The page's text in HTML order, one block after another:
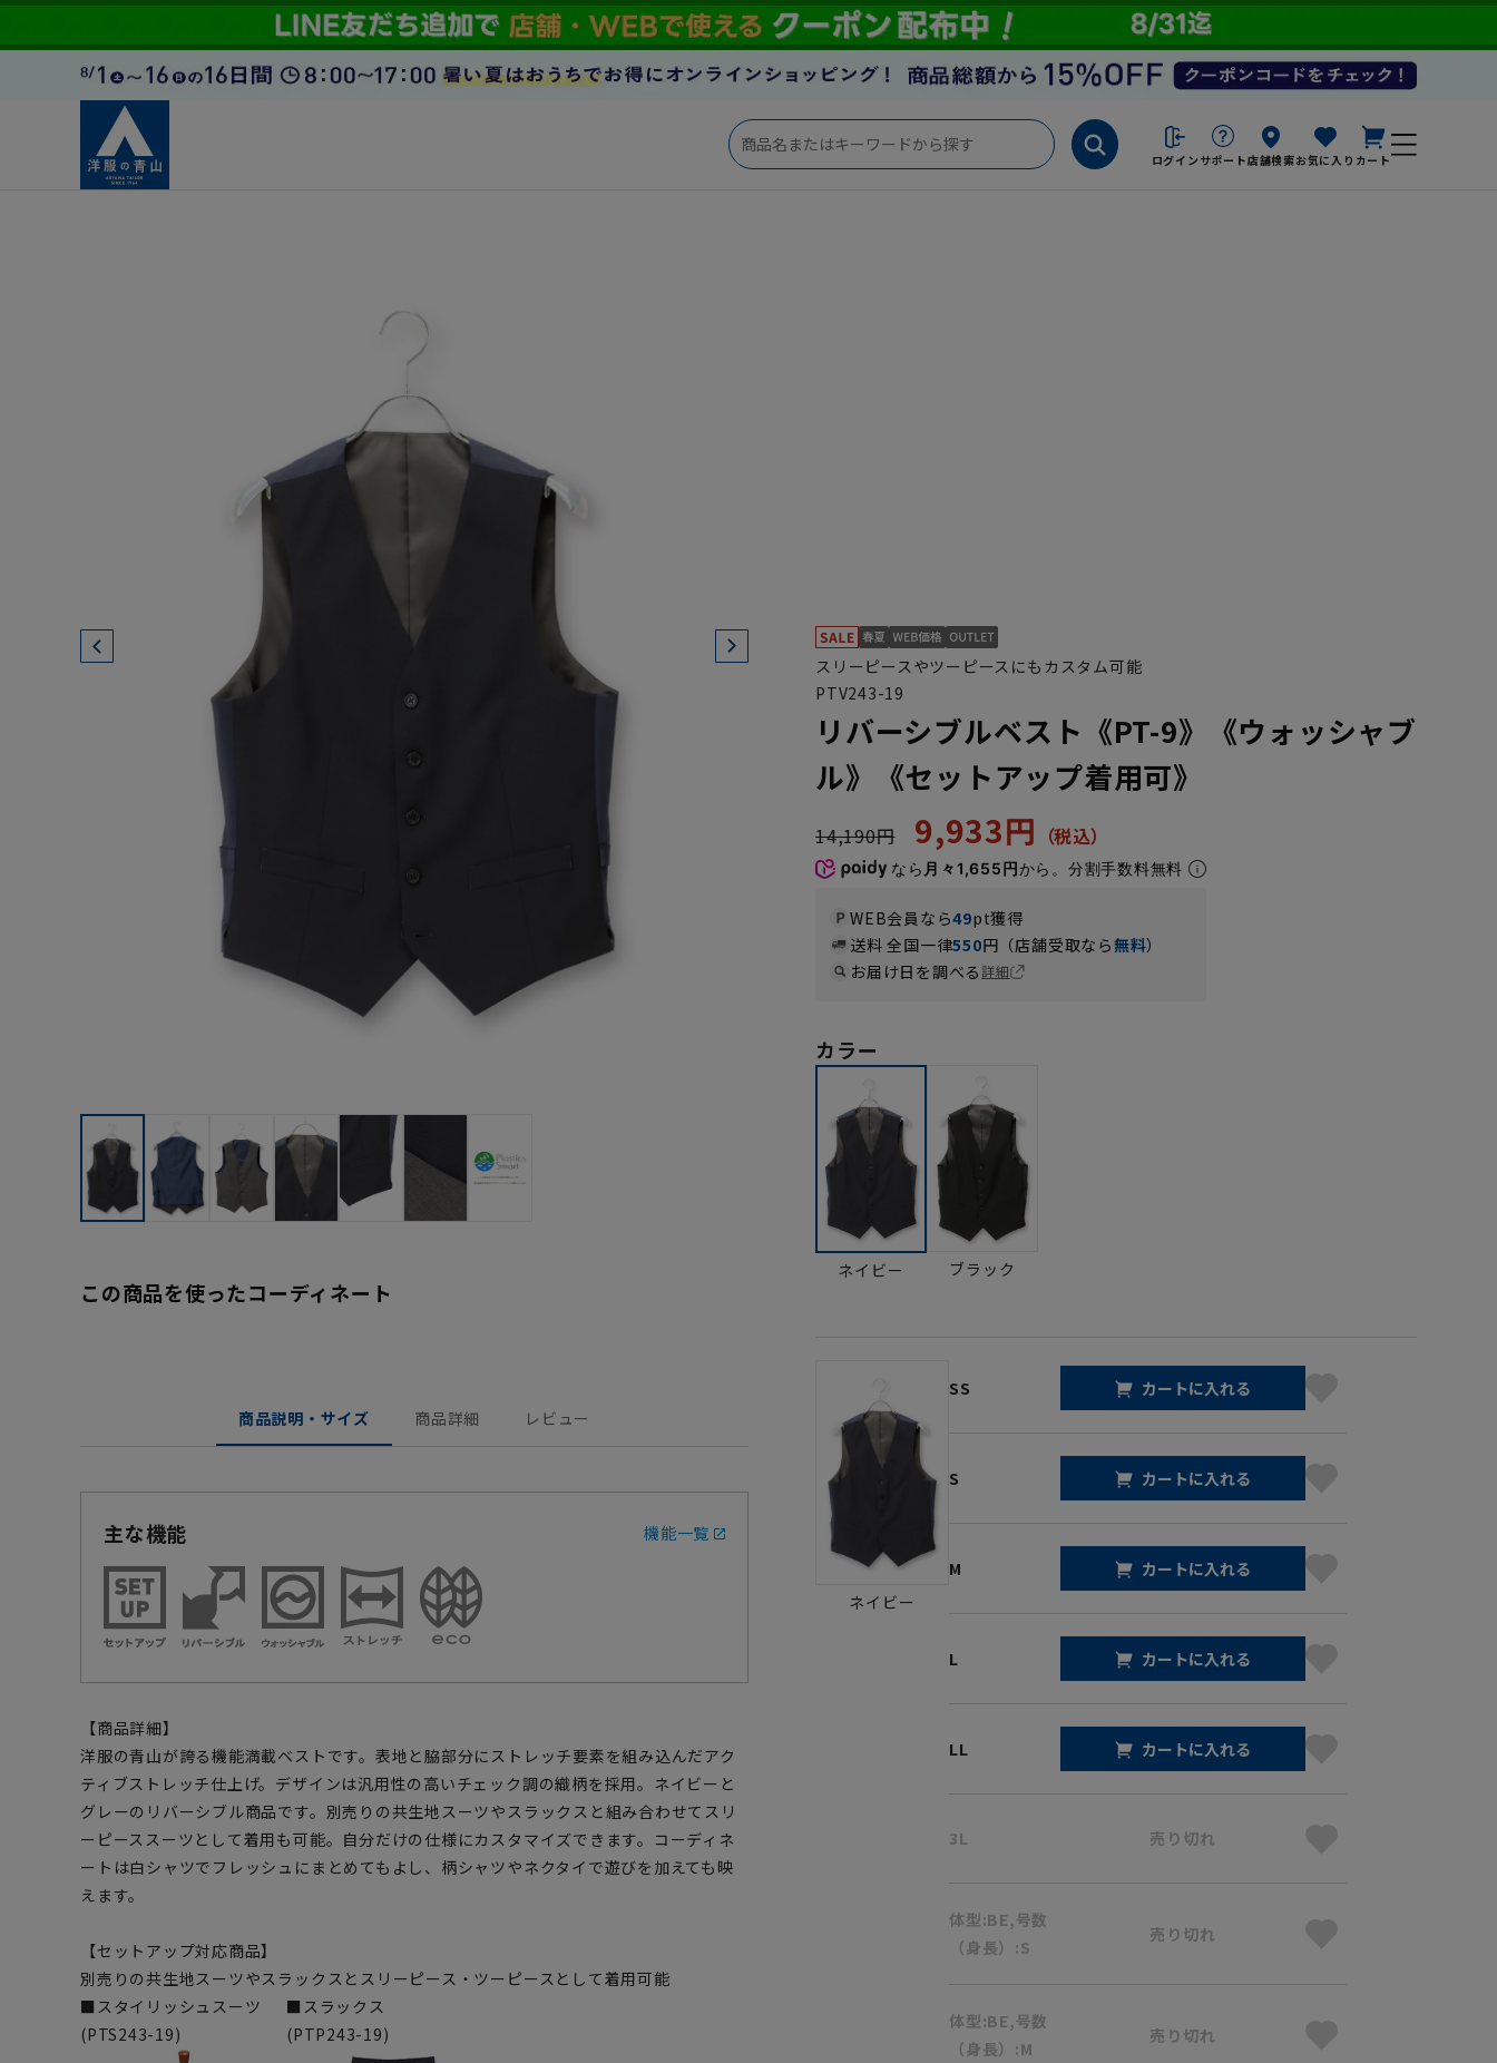
ログイン サポート店舗検索お気に入り カート
この商品を使ったコーディネート
商品説明・サイズ 商品詳細 レビュー
主な機能 機能一覧
【商品詳細】
洋服の青山が誇る機能満載ベストです。表地と脇部分にストレッチ要素を組み込んだアク
ティブストレッチ仕上げ。デザインは汎用性の高いチェック調の織柄を採用。ネイビーと
グレーのリバーシブル商品です。別売りの共生地スーツやスラックスと組み合わせてスリ
ーピーススーツとして着用も可能。自分だけの仕様にカスタマイズできます。コーディネ
ートは白シャツでフレッシュにまとめてもよし、柄シャツやネクタイで遊びを加えても映
えます。
【セットアップ対応商品】
別売りの共生地スーツやスラックスとスリーピース・ツーピースとして着用可能
■スタイリッシュスーツ
(PTS243-19)
■スラックス
(PTP243-19)
スリーピースやツーピースにもカスタム可能
PTV243-19
リバーシブルベスト《PT-9》《ウォッシャブ
ル》《セットアップ着用可》
14,190円 9,933円
なら 月々1,655円から。分割手数料無料
WEB会員なら49pt獲得
送料 全国一律550円（店舗受取なら無料）
お届け日を調べる詳細
カラー
ネイビー ブラック
ネイビー
SS カートに入れる
S カートに入れる
M カートに入れる
L カートに入れる
LL カートに入れる
3L 売り切れ
体型:BE,号数
（身長）:S
売り切れ
体型:BE,号数
（身長）:M
売り切れ